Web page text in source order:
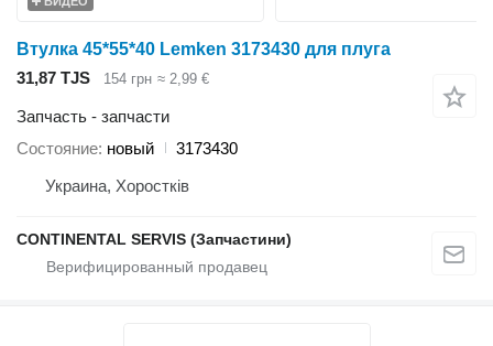
Втулка 45*55*40 Lemken 3173430 для плуга
31,87 TJS
154 грн ≈ 2,99 €
Запчасть - запчасти
Состояние новый
3173430
Украина, Хоростків
CONTINENTAL SERVIS (Запчастини)